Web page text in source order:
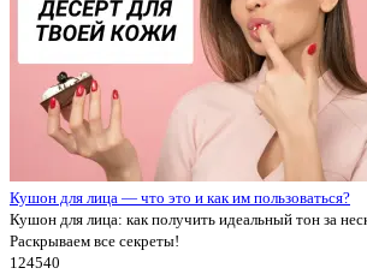
Кушон для лица — что это и как им пользоваться?
Кушон для лица: как получить идеальный тон за
Раскрываем все секреты!
124540